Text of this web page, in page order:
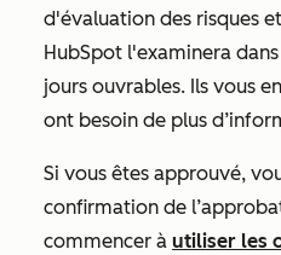
d'évaluation des risques
HubSpot l'examinera
jours ouvrables. Ils vous
ont besoin de plus
Si vous êtes approuvé,
confirmation de
commencer à utiliser les